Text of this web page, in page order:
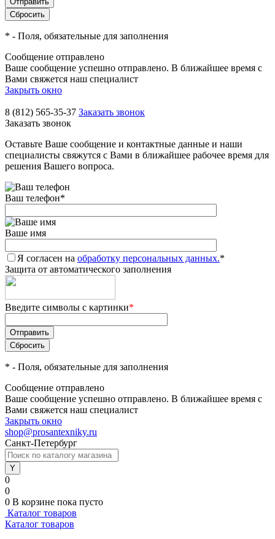
* - Поля, обязательные для заполнения
Сообщение отправлено
Ваше сообщение успешно отправлено. В ближайшее время с
Вами свяжется наш специалист
Закрыть окно
8 (812) 565-35-37 Заказать звонок
Заказать звонок
Оставьте Ваше сообщение и контактные данные и наши
специалисты свяжутся с Вами в ближайшее рабочее время для
решения Вашего вопроса.
Ваш телефон*
Ваше имя
Я согласен на обработку персональных данных.*
Защита от автоматического заполнения
Введите символы с картинки*
* - Поля, обязательные для заполнения
Сообщение отправлено
Ваше сообщение успешно отправлено. В ближайшее время с
Вами свяжется наш специалист
Закрыть окно
shop@prosantexniky.ru
Санкт-Петербург
0
0
0 В корзине пока пусто
Каталог товаров
Каталог товаров